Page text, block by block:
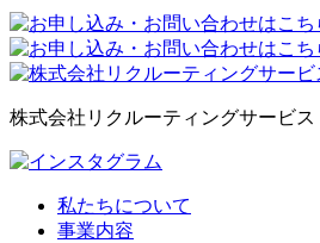
株式会社リクルーティングサービス
私たちについて
事業内容